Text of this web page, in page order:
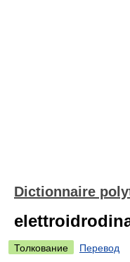
Dictionnaire
Толкование
Перевод